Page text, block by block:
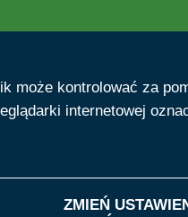
może kontrolować za
internetowej
ZMIEŃ